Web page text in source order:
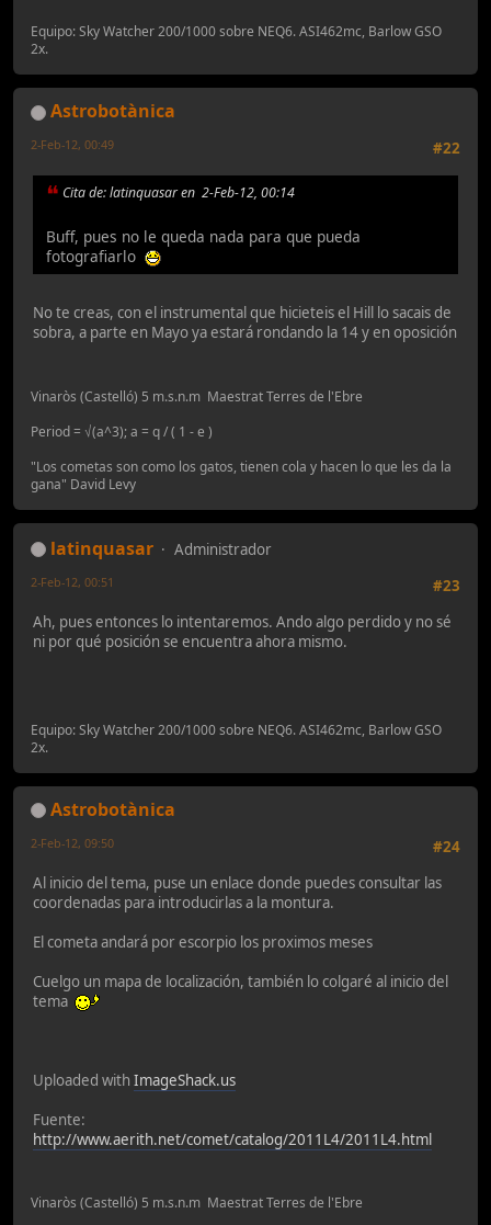
Equipo: Sky Watcher 200/1000 sobre NEQ6. ASI462mc, Barlow GSO
2x.
Astrobotànica
#22
2-Feb-12, 00:49
Cita de: latinquasar en 2-Feb-12, 00:14
Buff, pues no le queda nada para que pueda
fotografiarlo
No te creas, con el instrumental que hicieteis el Hill lo sacais de
sobra, a parte en Mayo ya estará rondando la 14 y en oposición
Vinaròs (Castelló) 5 m.s.n.m Maestrat Terres de l'Ebre
Period = √(a^3); a = q / ( 1 - e )
"Los cometas son como los gatos, tienen cola y hacen lo que les da la
gana" David Levy
latinquasar
Administrador
#23
2-Feb-12, 00:51
Ah, pues entonces lo intentaremos. Ando algo perdido y no sé
ni por qué posición se encuentra ahora mismo.
Equipo: Sky Watcher 200/1000 sobre NEQ6. ASI462mc, Barlow GSO
2x.
Astrobotànica
#24
2-Feb-12, 09:50
Al inicio del tema, puse un enlace donde puedes consultar las
coordenadas para introducirlas a la montura.
El cometa andará por escorpio los proximos meses
Cuelgo un mapa de localización, también lo colgaré al inicio del
tema
Uploaded with ImageShack.us
Fuente:
http://www.aerith.net/comet/catalog/2011L4/2011L4.html
Vinaròs (Castelló) 5 m.s.n.m Maestrat Terres de l'Ebre